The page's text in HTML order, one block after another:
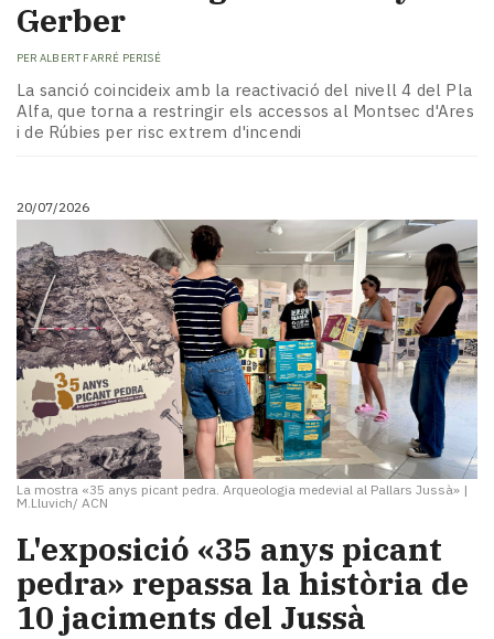
Gerber
PER ALBERT FARRÉ PERISÉ
La sanció coincideix amb la reactivació del nivell 4 del Pla
Alfa, que torna a restringir els accessos al Montsec d'Ares
i de Rúbies per risc extrem d'incendi
20/07/2026
La mostra «35 anys picant pedra. Arqueologia medevial al Pallars Jussà» |
M.Lluvich/ ACN
L'exposició «35 anys picant
pedra» repassa la història de
10 jaciments del Jussà